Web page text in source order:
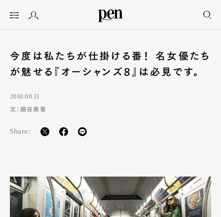
今度は私たちが仕掛ける番！ 名女優たち
が魅せる『オーシャンズ8』は必見です。
2018.08.13
文：細谷美香
Share: